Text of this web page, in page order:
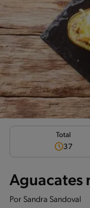
Total
37
Aguacates
Por Sandra Sandoval